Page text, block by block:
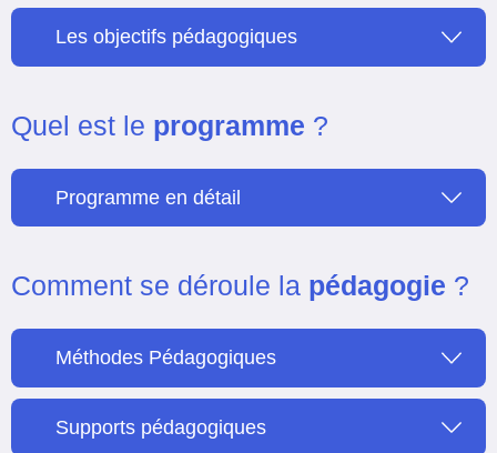
Les objectifs pédagogiques
Quel est le programme ?
Programme en détail
Comment se déroule la pédagogie ?
Méthodes Pédagogiques
Supports pédagogiques